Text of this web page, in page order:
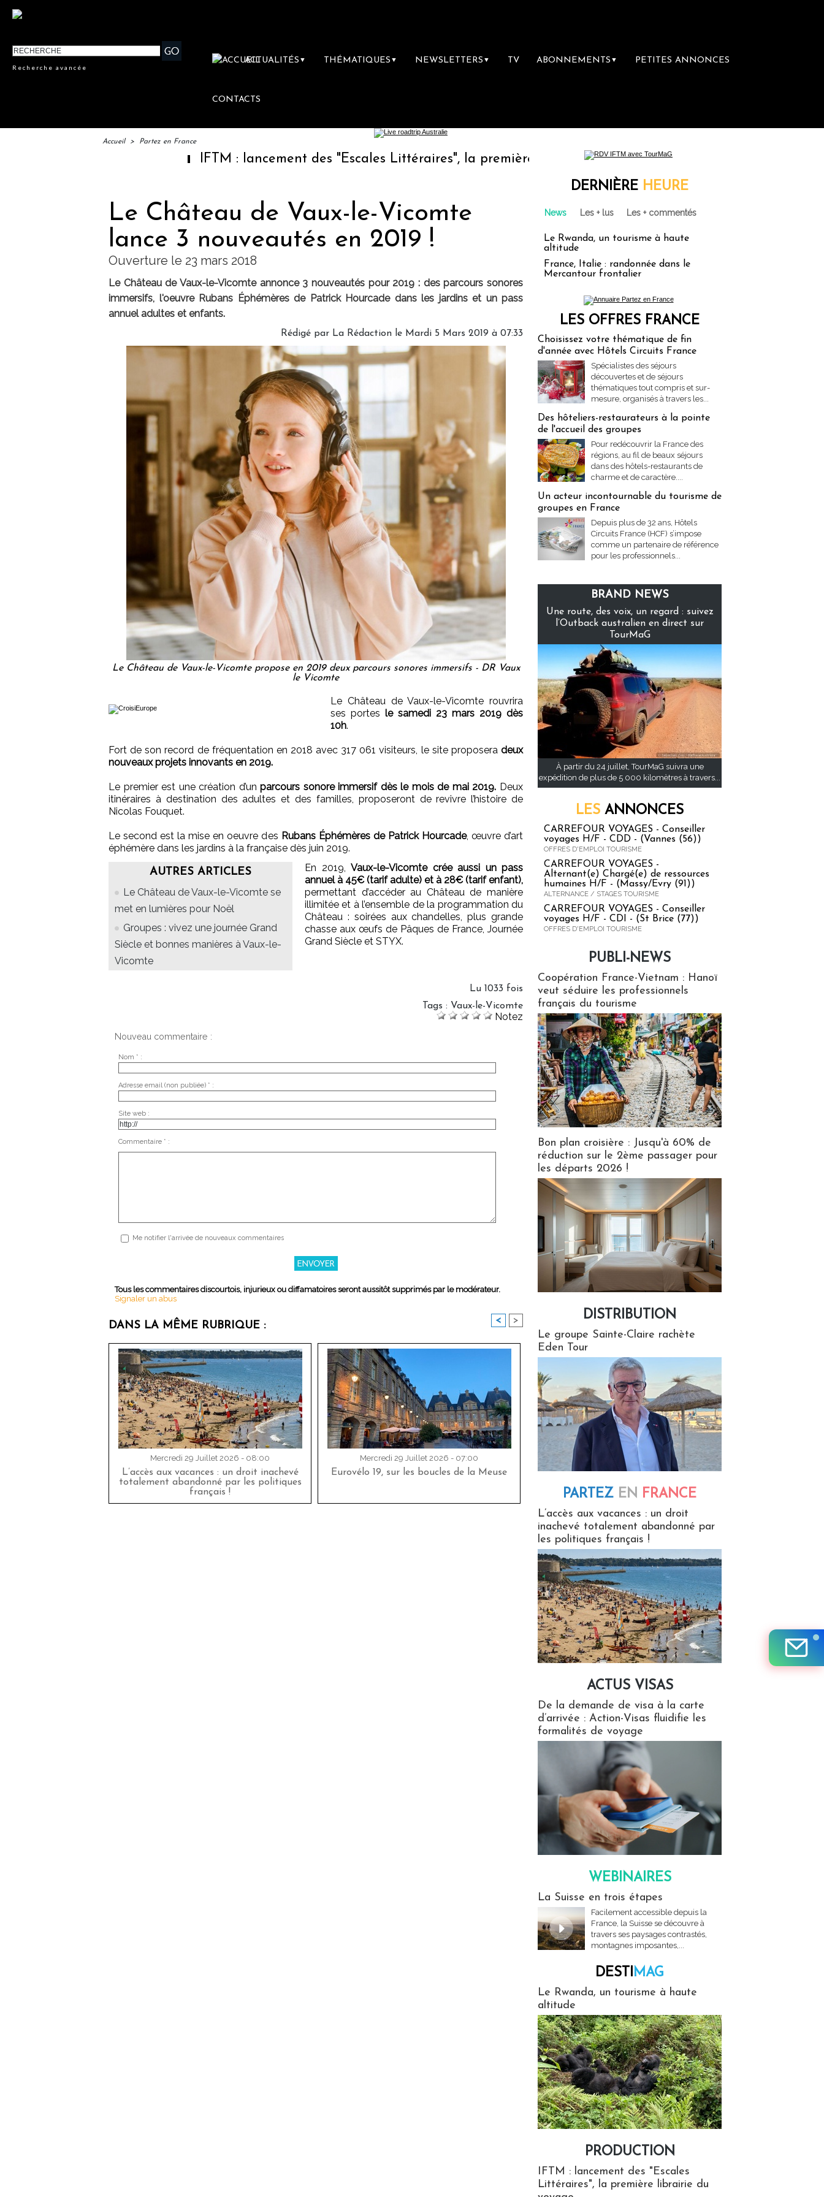
Recherche avancée
ACTUALITÉS ▼ THÉMATIQUES ▼ NEWSLETTERS ▼ TV ABONNEMENTS ▼ PETITES ANNONCES
CONTACTS
Accueil > Partez en France
IFTM : lancement des "Escales Littéraires", la première librairie du voyage Le groupe Sainte-Claire rachète
Le Château de Vaux-le-Vicomte
lance 3 nouveautés en 2019 !
Ouverture le 23 mars 2018
Le Château de Vaux-le-Vicomte annonce 3 nouveautés pour 2019 : des parcours sonores
immersifs, l'oeuvre Rubans Éphémères de Patrick Hourcade dans les jardins et un pass
annuel adultes et enfants.
Rédigé par La Rédaction le Mardi 5 Mars 2019 à 07:33
Le Château de Vaux-le-Vicomte propose en 2019 deux parcours sonores immersifs - DR Vaux
le Vicomte
Le Château de Vaux-le-Vicomte rouvrira
ses portes le samedi 23 mars 2019 dès
10h.
Fort de son record de fréquentation en 2018 avec 317 061 visiteurs, le site proposera deux
nouveaux projets innovants en 2019.
Le premier est une création d’unparcours sonore immersif dès le mois de mai 2019. Deux
itinéraires à destination des adultes et des familles, proposeront de revivre l’histoire de
Nicolas Fouquet.
Le second est la mise en oeuvre des Rubans Éphémères de Patrick Hourcade, œuvre d’art
éphémère dans les jardins à la française dès juin 2019.
AUTRES ARTICLES
Le Château de Vaux-le-Vicomte se
met en lumières pour Noël
Groupes : vivez une journée Grand
Siècle et bonnes manières à Vaux-le-
Vicomte
En 2019, Vaux-le-Vicomte crée aussi un pass
annuel à 45€ (tarif adulte) et à 28€ (tarif enfant),
permettant d’accéder au Château de manière
illimitée et à l’ensemble de la programmation du
Château : soirées aux chandelles, plus grande
chasse aux œufs de Pâques de France, Journée
Grand Siècle et STYX.
Lu 1033 fois
Tags : Vaux-le-Vicomte
Notez
Nouveau commentaire :
Nom * :
Adresse email (non publiée) * :
Site web :
Commentaire * :
Me notifier l'arrivée de nouveaux commentaires
Tous les commentaires discourtois, injurieux ou diffamatoires seront aussitôt supprimés par le modérateur.
Signaler un abus
DANS LA MÊME RUBRIQUE : < >
Mercredi 29 Juillet 2026 - 08:00
L’accès aux vacances : un droit inachevé
totalement abandonné par les politiques
français !
Mercredi 29 Juillet 2026 - 07:00
Eurovélo 19, sur les boucles de la Meuse
DERNIÈRE HEURE
News Les + lus Les + commentés
Le Rwanda, un tourisme à haute
altitude
France, Italie : randonnée dans le
Mercantour frontalier
LES OFFRES FRANCE
Choisissez votre thématique de fin
d'année avec Hôtels Circuits France
Spécialistes des séjours
découvertes et de séjours
thématiques tout compris et sur-
mesure, organisés à travers les...
Des hôteliers-restaurateurs à la pointe
de l'accueil des groupes
Pour redécouvrir la France des
régions, au fil de beaux séjours
dans des hôtels-restaurants de
charme et de caractère....
Un acteur incontournable du tourisme de
groupes en France
Depuis plus de 32 ans, Hôtels
Circuits France (HCF) s’impose
comme un partenaire de référence
pour les professionnels...
BRAND NEWS
Une route, des voix, un regard : suivez
l’Outback australien en direct sur
TourMaG
À partir du 24 juillet, TourMaG suivra une
expédition de plus de 5 000 kilomètres à travers...
LES ANNONCES
CARREFOUR VOYAGES - Conseiller
voyages H/F - CDD - (Vannes (56))
OFFRES D'EMPLOI TOURISME
CARREFOUR VOYAGES -
Alternant(e) Chargé(e) de ressources
humaines H/F - (Massy/Evry (91))
ALTERNANCE / STAGES TOURISME
CARREFOUR VOYAGES - Conseiller
voyages H/F - CDI - (St Brice (77))
OFFRES D'EMPLOI TOURISME
PUBLI-NEWS
Coopération France-Vietnam : Hanoï
veut séduire les professionnels
français du tourisme
Bon plan croisière : Jusqu'à 60% de
réduction sur le 2ème passager pour
les départs 2026 !
DISTRIBUTION
Le groupe Sainte-Claire rachète
Eden Tour
PARTEZ EN FRANCE
L’accès aux vacances : un droit
inachevé totalement abandonné par
les politiques français !
ACTUS VISAS
De la demande de visa à la carte
d’arrivée : Action-Visas fluidifie les
formalités de voyage
WEBINAIRES
La Suisse en trois étapes
Facilement accessible depuis la
France, la Suisse se découvre à
travers ses paysages contrastés,
montagnes imposantes,...
DESTIMAG
Le Rwanda, un tourisme à haute
altitude
PRODUCTION
IFTM : lancement des "Escales
Littéraires", la première librairie du